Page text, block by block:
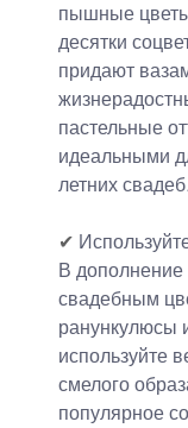
пышные
десятки
придают
пастельные
идеальными
летних свадеб.
✔
В
свадебным
ранункулюсы
используйте
смелого
популярное